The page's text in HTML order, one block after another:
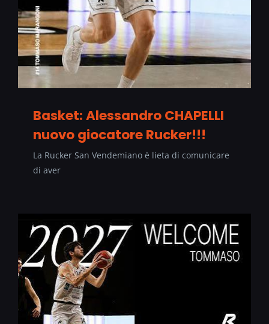
Basket: Alessandro CHAPELLI
nuovo giocatore Rucker!!!
La Rucker San Vendemiano è lieta di comunicare
di aver